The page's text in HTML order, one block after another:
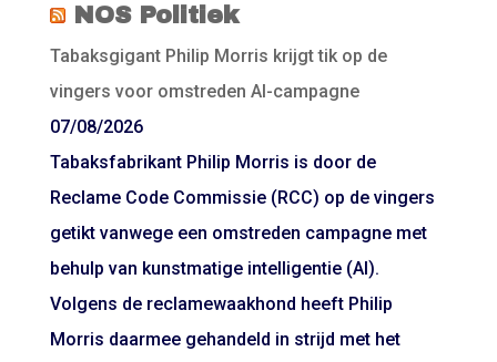
NOS Politiek
Tabaksgigant Philip Morris krijgt tik op de
vingers voor omstreden AI-campagne
07/08/2026
Tabaksfabrikant Philip Morris is door de
Reclame Code Commissie (RCC) op de vingers
getikt vanwege een omstreden campagne met
behulp van kunstmatige intelligentie (AI).
Volgens de reclamewaakhond heeft Philip
Morris daarmee gehandeld in strijd met het